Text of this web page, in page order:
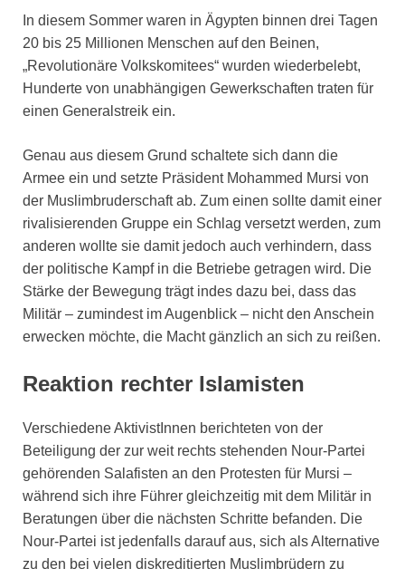
In diesem Sommer waren in Ägypten binnen drei Tagen
20 bis 25 Millionen Menschen auf den Beinen,
„Revolutionäre Volkskomitees“ wurden wiederbelebt,
Hunderte von unabhängigen Gewerkschaften traten für
einen Generalstreik ein.
Genau aus diesem Grund schaltete sich dann die
Armee ein und setzte Präsident Mohammed Mursi von
der Muslimbruderschaft ab. Zum einen sollte damit einer
rivalisierenden Gruppe ein Schlag versetzt werden, zum
anderen wollte sie damit jedoch auch verhindern, dass
der politische Kampf in die Betriebe getragen wird. Die
Stärke der Bewegung trägt indes dazu bei, dass das
Militär – zumindest im Augenblick – nicht den Anschein
erwecken möchte, die Macht gänzlich an sich zu reißen.
Reaktion rechter Islamisten
Verschiedene AktivistInnen berichteten von der
Beteiligung der zur weit rechts stehenden Nour-Partei
gehörenden Salafisten an den Protesten für Mursi –
während sich ihre Führer gleichzeitig mit dem Militär in
Beratungen über die nächsten Schritte befanden. Die
Nour-Partei ist jedenfalls darauf aus, sich als Alternative
zu den bei vielen diskreditierten Muslimbrüdern zu